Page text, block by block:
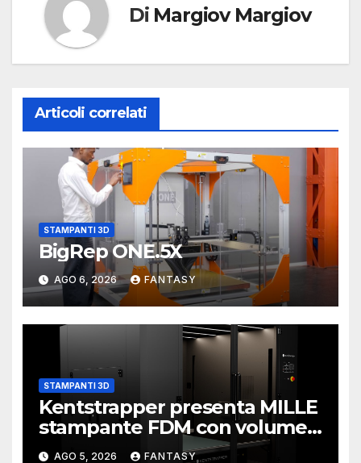
Di Margiov Margiov
Articoli correlati
STAMPANTI 3D
BigRep ONE.5X
AGO 6, 2026 FANTASY
STAMPANTI 3D
Kentstrapper presenta MILLE
stampante FDM con volume
di stampa da un metro cubo
AGO 5, 2026 FANTASY